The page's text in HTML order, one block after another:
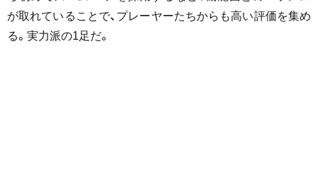
が取れていることで、プレーヤーたちからも高い評価を集め
る。実力派の1足だ。